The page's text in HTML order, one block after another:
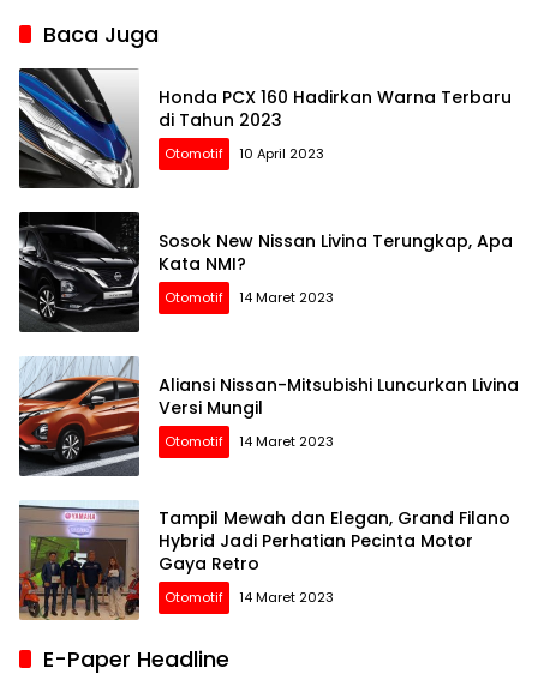
Baca Juga
Honda PCX 160 Hadirkan Warna Terbaru
di Tahun 2023
Otomotif 10 April 2023
Sosok New Nissan Livina Terungkap, Apa
Kata NMI?
Otomotif 14 Maret 2023
Aliansi Nissan-Mitsubishi Luncurkan Livina
Versi Mungil
Otomotif 14 Maret 2023
Tampil Mewah dan Elegan, Grand Filano
Hybrid Jadi Perhatian Pecinta Motor
Gaya Retro
Otomotif 14 Maret 2023
E-Paper Headline